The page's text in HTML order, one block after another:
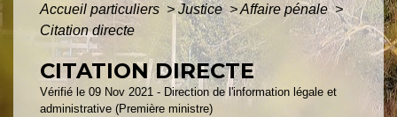
Accueil particuliers > Justice>Affaire pénale>
Citation directe
CITATION DIRECTE
Vérifié le 09 Nov 2021 - Direction de l'information légale et
administrative (Première ministre)